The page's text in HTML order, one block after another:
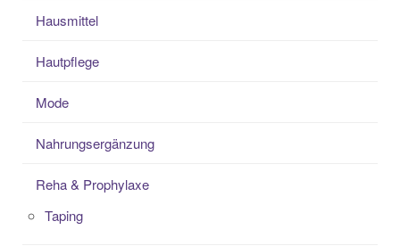
Hausmittel
Hautpflege
Mode
Nahrungsergänzung
Reha & Prophylaxe
Taping